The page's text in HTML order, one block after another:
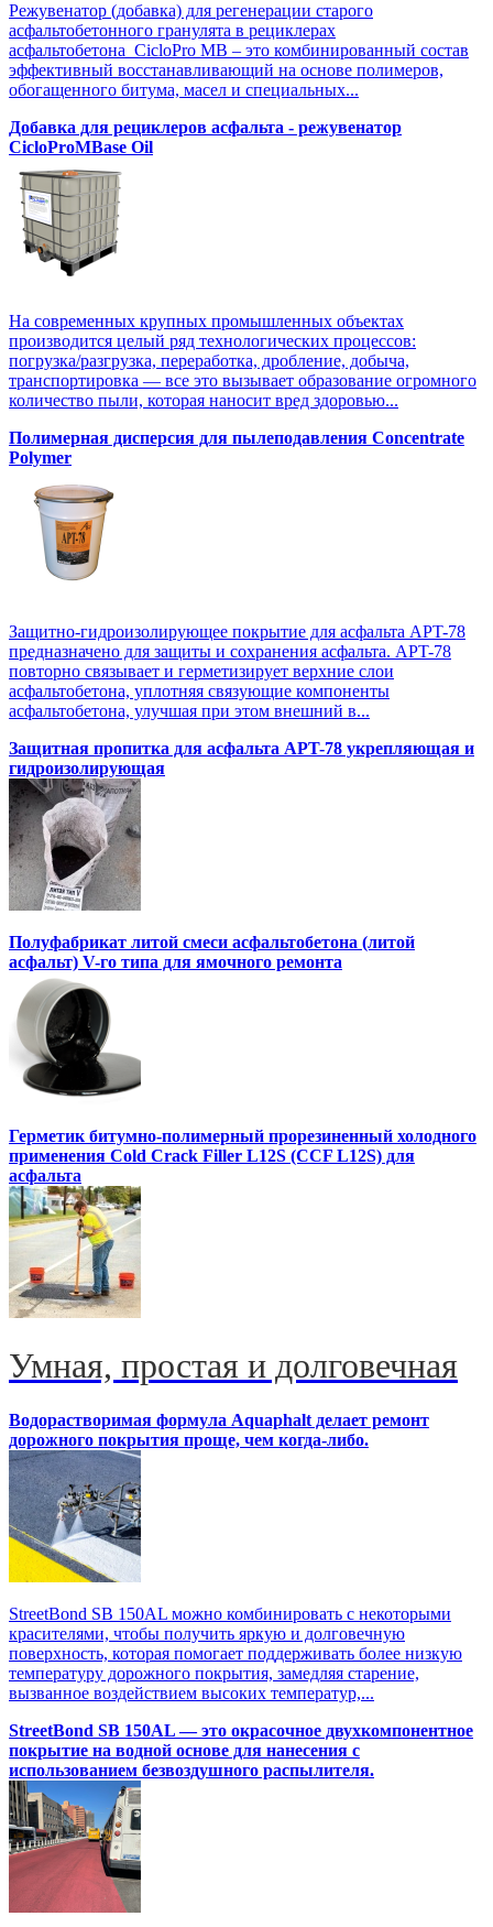
Режувенатор (добавка) для регенерации старого
асфальтобетонного гранулята в рециклерах
асфальтобетона CicloPro MB – это комбинированный состав
эффективный восстанавливающий на основе полимеров,
обогащенного битума, масел и специальных...
Добавка для рециклеров асфальта - режувенатор
CicloProMBase Oil
На современных крупных промышленных объектах
производится целый ряд технологических процессов:
погрузка/разгрузка, переработка, дробление, добыча,
транспортировка — все это вызывает образование огромного
количество пыли, которая наносит вред здоровью...
Полимерная дисперсия для пылеподавления Concentrate
Polymer
Защитно-гидроизолирующее покрытие для асфальта APT-78
предназначено для защиты и сохранения асфальта. APT-78
повторно связывает и герметизирует верхние слои
асфальтобетона, уплотняя связующие компоненты
асфальтобетона, улучшая при этом внешний в...
Защитная пропитка для асфальта APT-78 укрепляющая и
гидроизолирующая
Полуфабрикат литой смеси асфальтобетона (литой
асфальт) V-го типа для ямочного ремонта
Герметик битумно-полимерный прорезиненный холодного
применения Cold Crack Filler L12S (ССF L12S) для
асфальта
Умная, простая и долговечная
Водорастворимая формула Aquaphalt делает ремонт
дорожного покрытия проще, чем когда-либо.
StreetBond SB 150AL можно комбинировать с некоторыми
красителями, чтобы получить яркую и долговечную
поверхность, которая помогает поддерживать более низкую
температуру дорожного покрытия, замедляя старение,
вызванное воздействием высоких температур,...
StreetBond SB 150AL — это окрасочное двухкомпонентное
покрытие на водной основе для нанесения с
использованием безвоздушного распылителя.